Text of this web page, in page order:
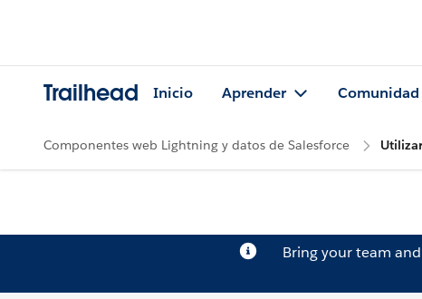
Trailhead Inicio Aprender Comunidad
Componentes web Lightning y datos de Salesforce
Bring your team